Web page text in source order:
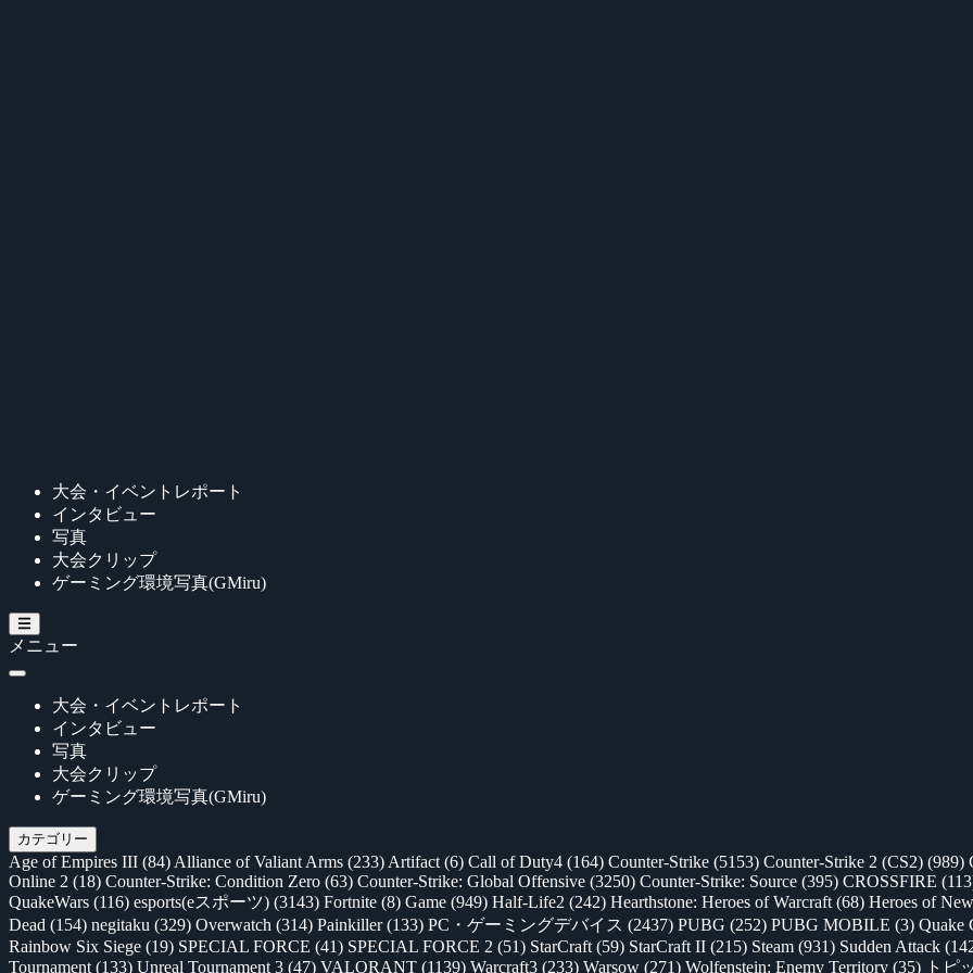
大会・イベントレポート
インタビュー
写真
大会クリップ
ゲーミング環境写真(GMiru)
メニュー
大会・イベントレポート
インタビュー
写真
大会クリップ
ゲーミング環境写真(GMiru)
カテゴリー
Age of Empires III (84) Alliance of Valiant Arms (233) Artifact (6) Call of Duty4 (164) Counter-Strike (5153) Counter-Strike 2 (CS2) (989)
Online 2 (18) Counter-Strike: Condition Zero (63) Counter-Strike: Global Offensive (3250) Counter-Strike: Source (395) CROSSFIRE
QuakeWars (116) esports(eスポーツ) (3143) Fortnite (8) Game (949) Half-Life2 (242) Hearthstone: Heroes of Warcraft (68) Heroes of
Dead (154) negitaku (329) Overwatch (314) Painkiller(133) PC・ゲーミングデバイス (2437) PUBG (252) PUBG MOBILE (3) Quake
Rainbow Six Siege (19) SPECIAL FORCE (41) SPECIAL FORCE 2 (51) StarCraft (59) StarCraft II (215) Steam (931) Sudden Attack
Tournament (133) Unreal Tournament 3 (47) VALORANT (1139) Warcraft3 (233) Warsow (271) Wolfenstein: Enemy Territory (35) トピ